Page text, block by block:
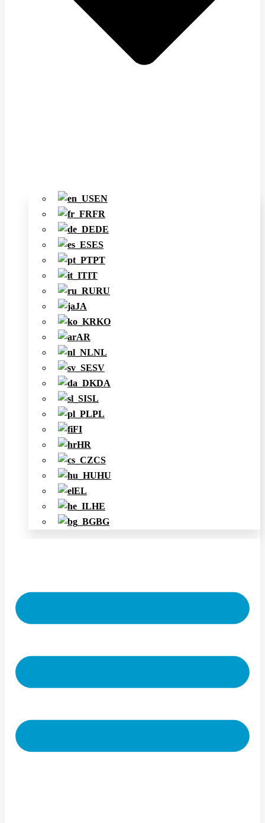
EN
FR
DE
ES
PT
IT
RU
JA
KO
AR
NL
SV
DA
SL
PL
FI
HR
CS
HU
EL
HE
BG